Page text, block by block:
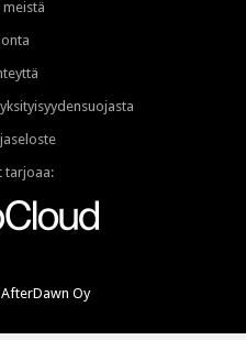
tarjoaa:
AfterDawn Oy